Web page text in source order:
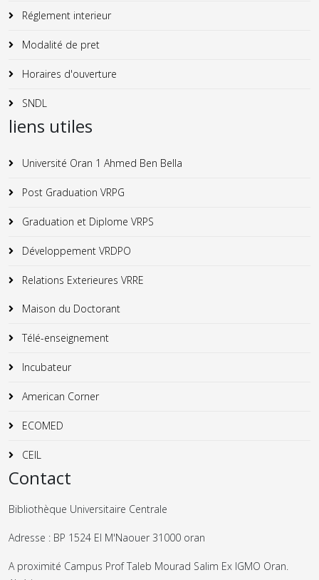
Réglement interieur
Modalité de pret
Horaires d'ouverture
SNDL
liens utiles
Université Oran 1 Ahmed Ben Bella
Post Graduation VRPG
Graduation et Diplome VRPS
Développement VRDPO
Relations Exterieures VRRE
Maison du Doctorant
Télé-enseignement
Incubateur
American Corner
ECOMED
CEIL
Contact
Bibliothèque Universitaire Centrale
Adresse : BP 1524 El M'Naouer 31000 oran
A proximité Campus Prof Taleb Mourad Salim Ex IGMO Oran.